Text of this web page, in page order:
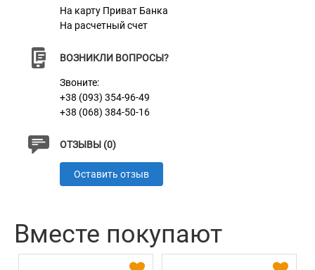
На карту Приват Банка
На расчетный счет
ВОЗНИКЛИ ВОПРОСЫ?
Звоните:
+38 (093) 354-96-49
+38 (068) 384-50-16
ОТЗЫВЫ (0)
Оставить отзыв
как ваш любимец счастливо играет!
Вместе покупают